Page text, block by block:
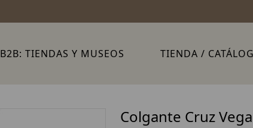
B2B: TIENDAS Y MUSEOS
TIENDA /
Colgante Cruz